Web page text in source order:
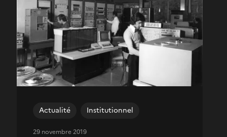
Actualité Institutionnel
29 novembre 2019